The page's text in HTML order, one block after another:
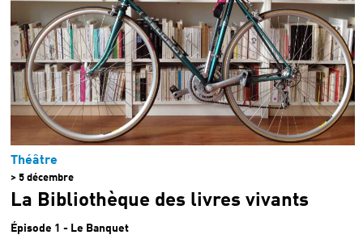
Théâtre
> 5 décembre
La Bibliothèque des livres vivants
Épisode 1 - Le Banquet